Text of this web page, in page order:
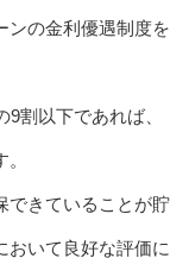
ンの金利優遇制度を
割以下であれば、
できていることが貯
おいて良好な評価に